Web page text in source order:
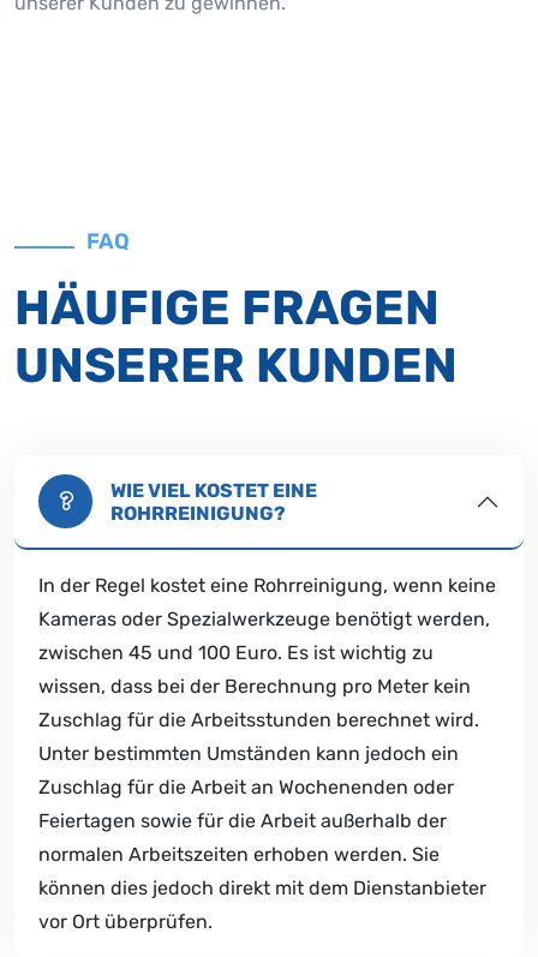
FAQ
HÄUFIGE FRAGEN
UNSERER KUNDEN
WIE VIEL KOSTET EINE
ROHRREINIGUNG?
In der Regel kostet eine Rohrreinigung, wenn keine
Kameras oder Spezialwerkzeuge benötigt werden,
zwischen 45 und 100 Euro. Es ist wichtig zu
wissen, dass bei der Berechnung pro Meter kein
Zuschlag für die Arbeitsstunden berechnet wird.
Unter bestimmten Umständen kann jedoch ein
Zuschlag für die Arbeit an Wochenenden oder
Feiertagen sowie für die Arbeit außerhalb der
normalen Arbeitszeiten erhoben werden. Sie
können dies jedoch direkt mit dem Dienstanbieter
vor Ort überprüfen.